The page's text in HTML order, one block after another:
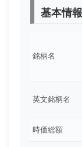
基本情報
銘柄名
英文銘柄名
時価総額